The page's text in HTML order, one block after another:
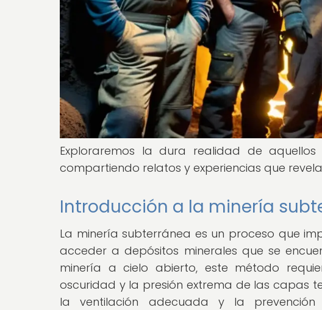
Exploraremos la dura realidad de
compartiendo relatos y experiencias que
Introducción a la minería
La minería subterránea es un proceso que
acceder a depósitos minerales que se
minería a cielo abierto, este método
oscuridad y la presión extrema de las capas
la ventilación adecuada y la